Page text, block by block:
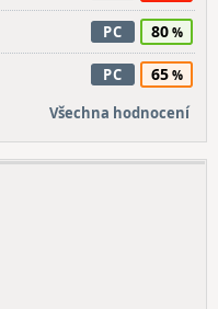
PC 80
PC 65
Všechna hodnocení